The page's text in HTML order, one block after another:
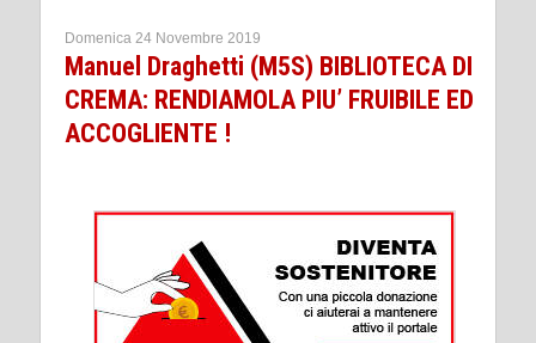
Domenica 24 Novembre 2019
Manuel Draghetti (M5S) BIBLIOTECA DI
CREMA: RENDIAMOLA PIU’ FRUIBILE ED
ACCOGLIENTE !